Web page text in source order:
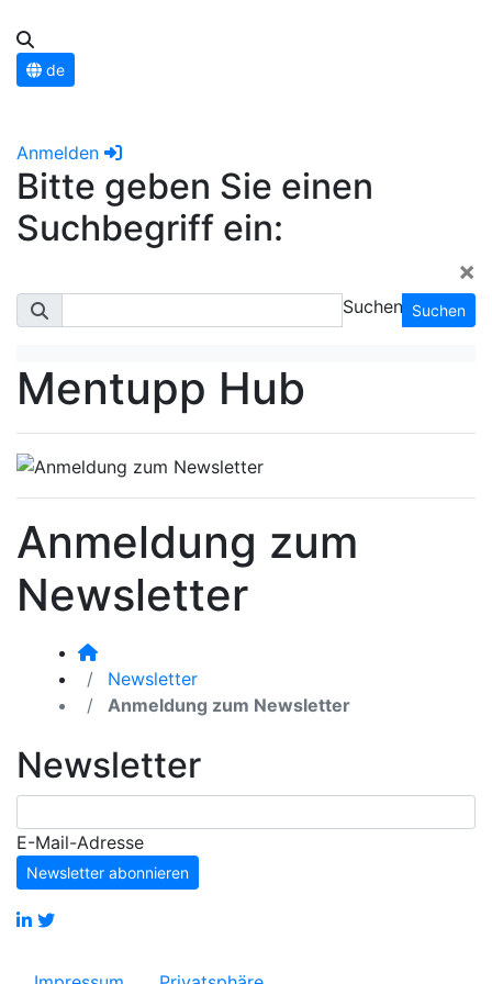
de
Anmelden
Bitte geben Sie einen
Suchbegriff ein:
×
Suchen Suchen
Mentupp Hub
Anmeldung zum
Newsletter
Newsletter
Anmeldung zum Newsletter
Newsletter
E-Mail-Adresse
Newsletter abonnieren